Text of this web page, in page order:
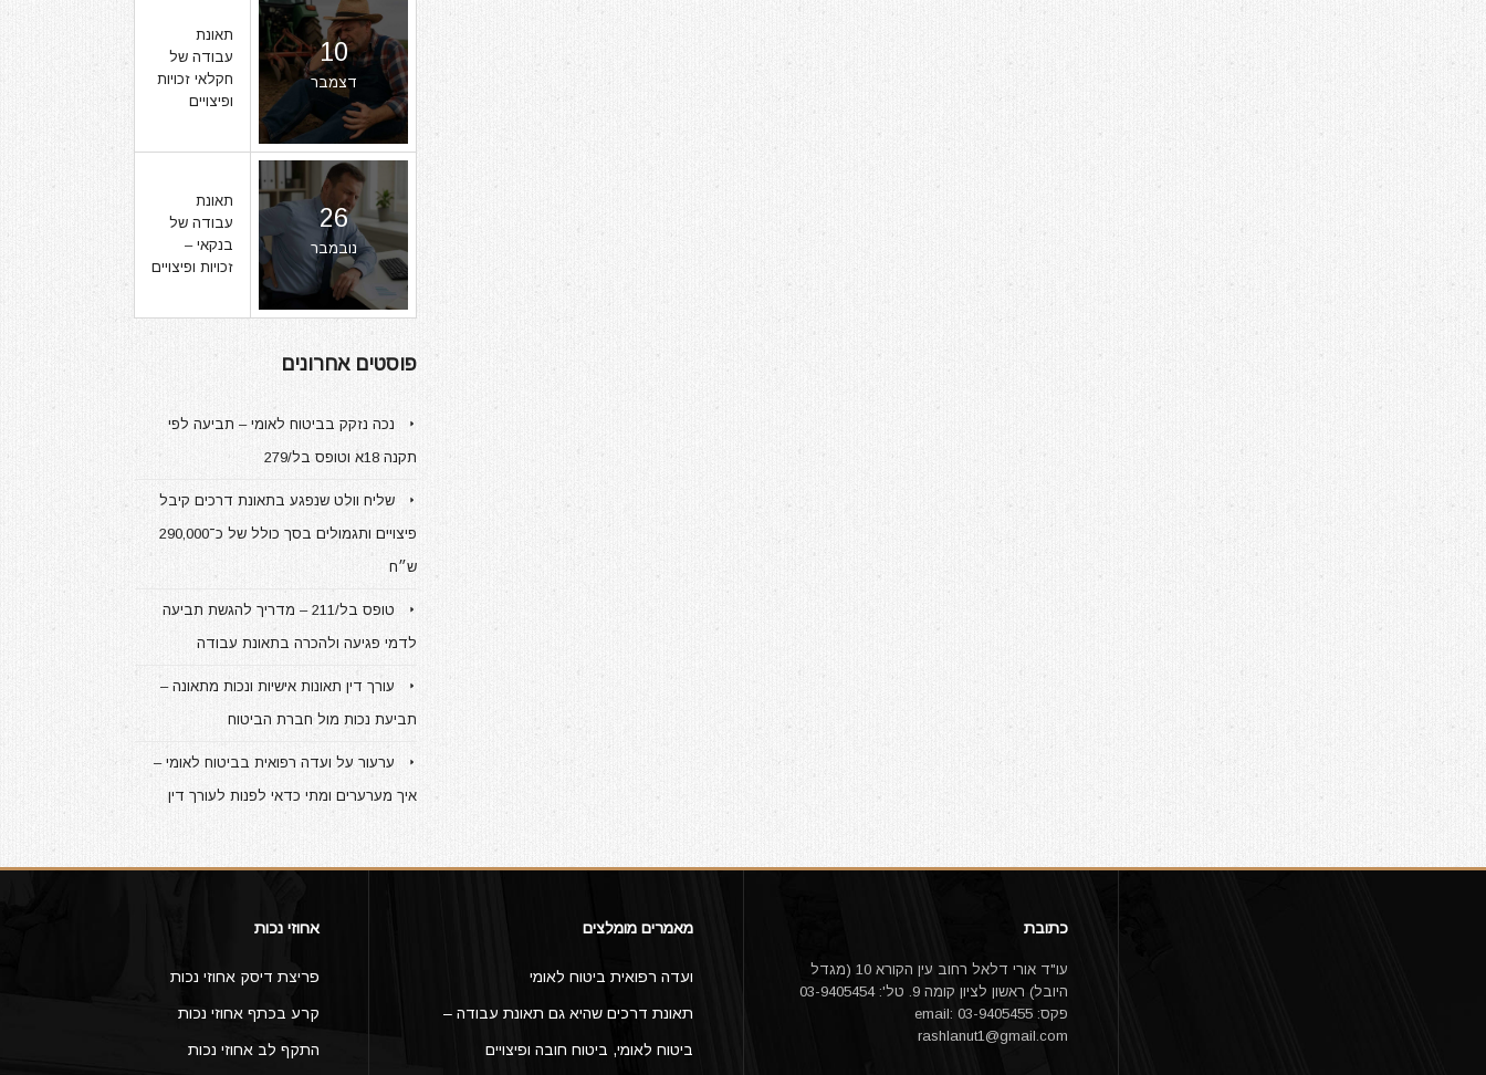
10
דצמבר
תאונת
עבודה של
חקלאי זכויות
ופיצויים
26
נובמבר
תאונת
עבודה של
בנקאי –
זכויות ופיצויים
פוסטים אחרונים
נכה נזקק בביטוח לאומי – תביעה לפי
תקנה 18א וטופס בל/279
שליח וולט שנפגע בתאונת דרכים קיבל
פיצויים ותגמולים בסך כולל של כ־290,000
ש״ח
טופס בל/211 – מדריך להגשת תביעה
לדמי פגיעה ולהכרה בתאונת עבודה
עורך דין תאונות אישיות ונכות מתאונה –
תביעת נכות מול חברת הביטוח
ערעור על ועדה רפואית בביטוח לאומי –
איך מערערים ומתי כדאי לפנות לעורך דין
אחוזי נכות
פריצת דיסק אחוזי נכות
קרע בכתף אחוזי נכות
התקף לב אחוזי נכות
מאמרים מומלצים
ועדה רפואית ביטוח לאומי
תאונת דרכים שהיא גם תאונת עבודה –
ביטוח לאומי, ביטוח חובה ופיצויים
כתובת
עו"ד אורי דלאל רחוב עין הקורא 10 (מגדל
היובל) ראשון לציון קומה 9. טל': 03-9405454
פקס: 03-9405455 email:
rashlanut1@gmail.com